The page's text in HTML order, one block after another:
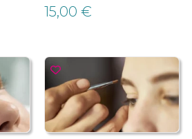
Noté
5.00
2
15,00 €